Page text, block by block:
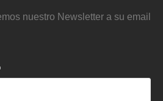
nuestro Newsletter a su email